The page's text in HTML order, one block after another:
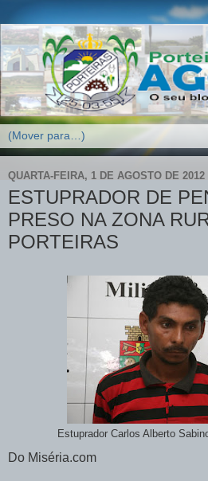
QUARTA-FEIRA, 1 DE AGOSTO DE 2012
ESTUPRADOR DE
PRESO NA ZONA
PORTEIRAS
Estuprador Carlos Alberto
Do Miséria.com